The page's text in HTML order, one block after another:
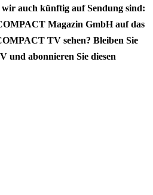
wir auch künftig auf Sendung sind:
Magazin GmbH auf das
TV sehen? Bleiben Sie
und abonnieren Sie diesen